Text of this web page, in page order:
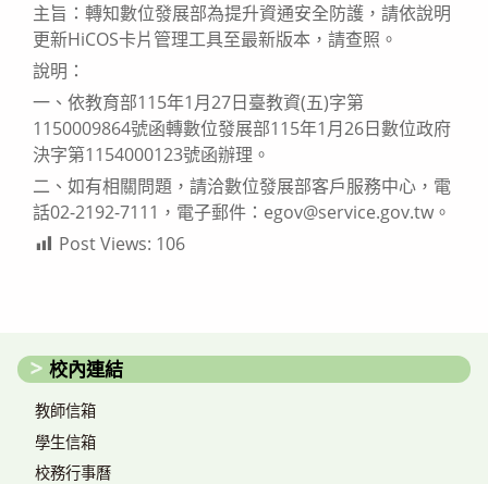
主旨：轉知數位發展部為提升資通安全防護，請依說明
更新HiCOS卡片管理工具至最新版本，請查照。
說明：
一、依教育部115年1月27日臺教資(五)字第
1150009864號函轉數位發展部115年1月26日數位政府
決字第1154000123號函辦理。
二、如有相關問題，請洽數位發展部客戶服務中心，電
話02-2192-7111，電子郵件：egov@service.gov.tw。
Post Views: 106
校內連結
教師信箱
學生信箱
校務行事曆